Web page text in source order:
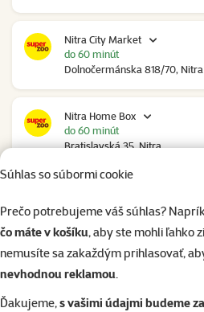
Súhlas so súbormi cookie
Prečo potrebujeme váš súhlas?
čo máte v košíku, aby ste mohli ľahko
nemusíte sa zakaždým prihlasovať,
nevhodnou reklamou.
Ďakujeme,s vašimi údajmi budeme
Nitra City Market
Dolnočermánska 818/70, Nitra
do 60 minút
Nitra Home Box
Bratislavská 35, Nitra
do 60 minút
Trenčianska 2740/70, Nové
do 60 minút
Nové Zámky Stop Shop
Nitrianska cesta 109, Nové